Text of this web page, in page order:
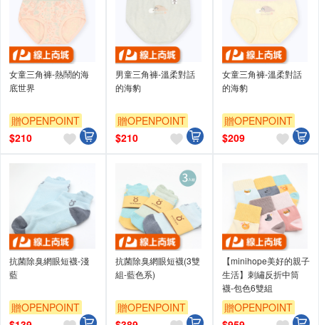
女童三角褲-熱鬧的海
底世界
贈OPENPOINT
$210
男童三角褲-溫柔對話
的海豹
贈OPENPOINT
$210
女童三角褲-溫柔對話
的海豹
贈OPENPOINT
$209
抗菌除臭網眼短襪-淺
藍
贈OPENPOINT
抗菌除臭網眼短襪(3雙
組-藍色系)
贈OPENPOINT
【minihope美好的親子
生活】刺繡反折中筒
襪-包色6雙組
贈OPENPOINT